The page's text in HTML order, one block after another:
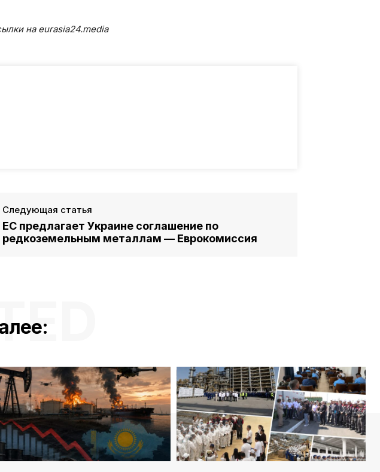
на eurasia24.media
Следующая статья
ЕС предлагает Украине соглашение по
редкоземельным металлам — Еврокомиссия